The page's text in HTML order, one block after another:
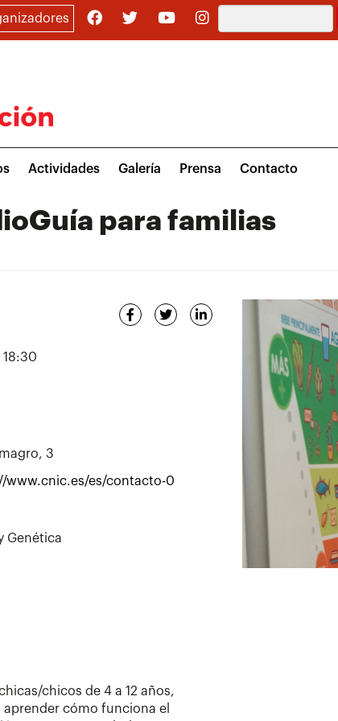
Actividades Galería Prensa Contacto
para familias
18:30
3
www.cnic.es/es/contacto-0
Genética
chicos de 4 a 12 años,
cómo funciona el